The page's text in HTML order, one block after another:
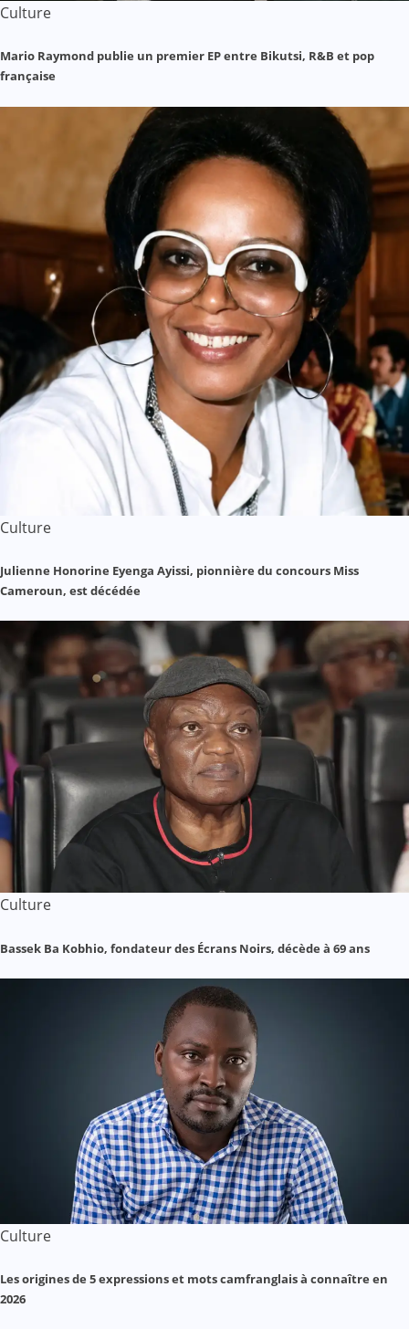
Culture
Mario Raymond publie un premier EP entre Bikutsi, R&B et pop
française
Culture
Julienne Honorine Eyenga Ayissi, pionnière du concours Miss
Cameroun, est décédée
Culture
Bassek Ba Kobhio, fondateur des Écrans Noirs, décède à 69 ans
Culture
Les origines de 5 expressions et mots camfranglais à connaître en
2026